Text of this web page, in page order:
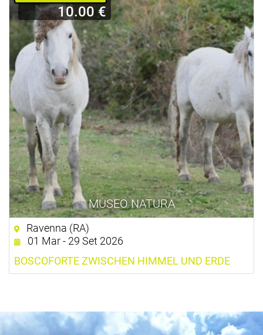
MUSEO NATURA
10.00 €
Ravenna (RA)
01 Mar - 29 Set 2026
BOSCOFORTE ZWISCHEN HIMMEL UND ERDE